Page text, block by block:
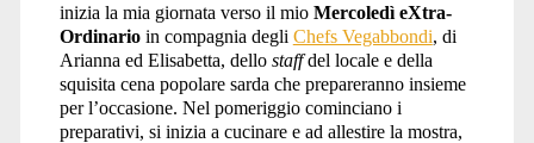
inizia la mia giornata verso il mio Mercoledì eXtra-
Ordinarioin compagnia degli Chefs Vegabbondi, di
Arianna ed Elisabetta, dello staffdel locale e della
squisita cena popolare sarda che prepareranno insieme
per l’occasione. Nel pomeriggio cominciano i
preparativi, si inizia a cucinare e ad allestire la mostra,